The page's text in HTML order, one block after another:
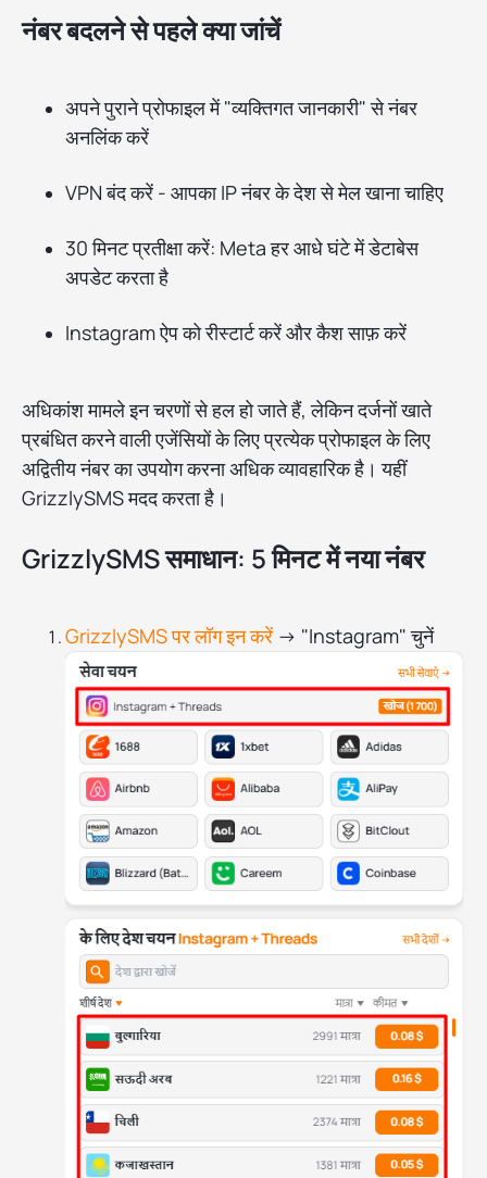
नंबर बदलने से पहले क्या जांचें
अपने पुराने प्रोफाइल में "व्यक्तिगत जानकारी" से नंबर
अनलिंक करें
VPN बंद करें - आपका IP नंबर के देश से मेल खाना चाहिए
30 मिनट प्रतीक्षा करें: Meta हर आधे घंटे में डेटाबेस
अपडेट करता है
Instagram ऐप को रीस्टार्ट करें और कैश साफ़ करें
अधिकांश मामले इन चरणों से हल हो जाते हैं, लेकिन दर्जनों खाते
प्रबंधित करने वाली एजेंसियों के लिए प्रत्येक प्रोफाइल के लिए
अद्वितीय नंबर का उपयोग करना अधिक व्यावहारिक है। यहीं
GrizzlySMS मदद करता है।
GrizzlySMS समाधान: 5 मिनट में नया नंबर
GrizzlySMS पर लॉग इन करें → "Instagram" चुनें